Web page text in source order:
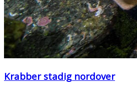
Krabber stadig nordover